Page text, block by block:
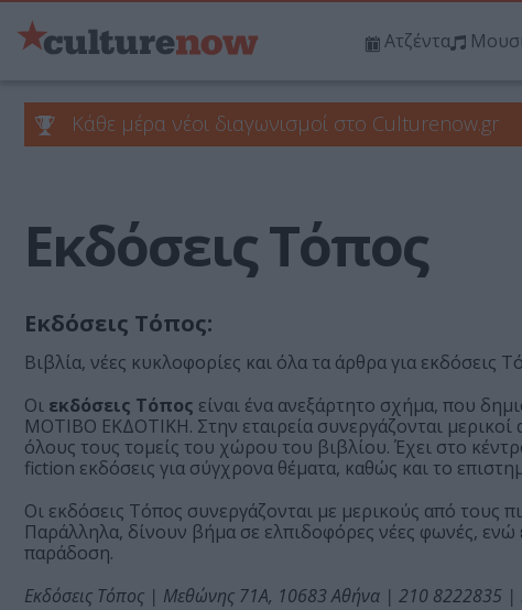
Ατζέντα
Κάθε μέρα νέοι διαγωνισμοί στο Culturenow.gr
Εκδόσεις Τόπος
Εκδόσεις Τόπος:
Βιβλία, νέες κυκλοφορίες και όλα τα άρθρα για εκδόσεις
Οι εκδόσεις Τόπος είναι ένα ανεξάρτητο σχήμα, που
ΜΟΤΙΒΟ ΕΚΔΟΤΙΚΗ. Στην εταιρεία συνεργάζονται
όλους τους τομείς του χώρου του βιβλίου. Έχει στο
fiction εκδόσεις για σύγχρονα θέματα, καθώς και το
Οι εκδόσεις Τόπος συνεργάζονται με μερικούς από τους
Παράλληλα, δίνουν βήμα σε ελπιδοφόρες νέες φωνές,
παράδοση.
Εκδόσεις Τόπος | Μεθώνης 71Α, 10683 Αθήνα | 210 8222835